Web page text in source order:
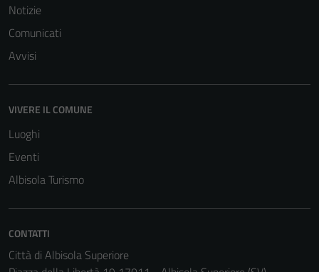
Notizie
Comunicati
Avvisi
VIVERE IL COMUNE
Luoghi
Eventi
Albisola Turismo
CONTATTI
Città di Albisola Superiore